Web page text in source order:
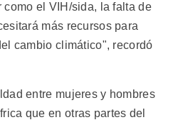
el VIH/sida, la falta de
más recursos para
cambio climático", recordó
entre mujeres y hombres
que en otras partes del